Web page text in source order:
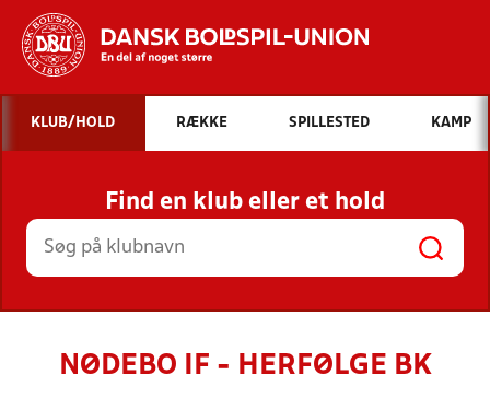
Hvad vil du søge efter?
INDHOLD OG NYHEDER
STILLINGER, RESULTATER, KLUBBER OG
HOLD
KLUB/HOLD RÆKKE SPILLESTED KAMP
Find en klub eller et hold
NØDEBO IF - HERFØLGE BK